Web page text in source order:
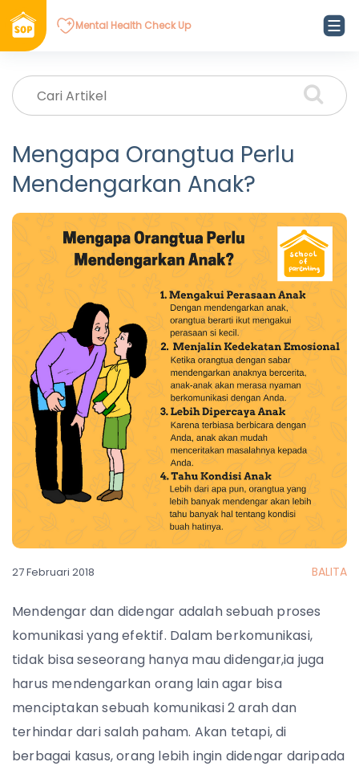
Mental Health Check Up
Mengapa Orangtua Perlu
Mendengarkan Anak?
27 Februari 2018 BALITA
Mendengar dan didengar adalah sebuah proses
komunikasi yang efektif. Dalam berkomunikasi,
tidak bisa seseorang hanya mau didengar,ia juga
harus mendengarkan orang lain agar bisa
menciptakan sebuah komunikasi 2 arah dan
terhindar dari salah paham. Akan tetapi, di
berbagai kasus, orang lebih ingin didengar daripada